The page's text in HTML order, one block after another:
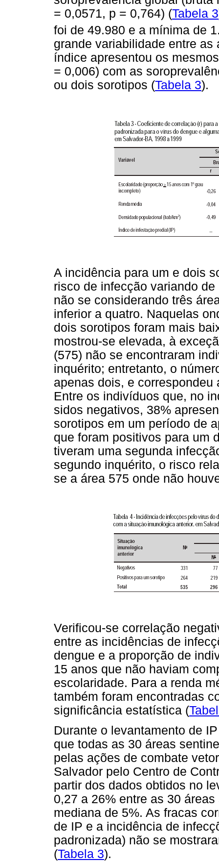
= 0,0571, p = 0,764) (Tabela 3
foi de 49.980 e a mínima de
grande variabilidade entre as
índice apresentou os
= 0,006) com as
ou dois sorotipos (Tabela 3).
A incidência para um e dois
risco de infecção variando
não se considerando três
inferior a quatro. Naquelas
dois sorotipos foram mais
mostrou-se elevada, à
(575) não se encontraram
inquérito; entretanto, o
apenas dois, e
Entre os indivíduos que, no
sidos negativos, 38%
sorotipos em um período de
que foram positivos para um
tiveram uma segunda
segundo inquérito, o risco
se a área 575 onde não
Verificou-se correlação
entre as incidências de
dengue e a proporção de
15 anos que não haviam
escolaridade. Para a renda
também foram encontradas
significância estatística (
Durante o levantamento de
que todas as 30 áreas
pelas ações de combate
Salvador pelo Centro de
partir dos dados obtidos no
0,27 a 26% entre as 30
mediana de 5%. As fracas
de IP e a incidência de
padronizada) não se
(Tabela 3).